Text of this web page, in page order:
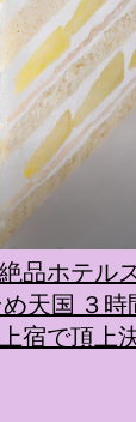
品ホテル
天国 ３時
宿で頂上